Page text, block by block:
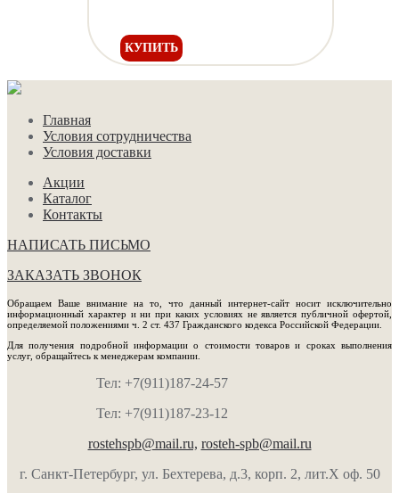
КУПИТЬ
Главная
Условия сотрудничества
Условия доставки
Акции
Каталог
Контакты
НАПИСАТЬ ПИСЬМО
ЗАКАЗАТЬ ЗВОНОК
Обращаем Ваше внимание на то, что данный интернет-сайт носит исключительно
информационный характер и ни при каких условиях не является публичной офертой,
определяемой положениями ч. 2 ст. 437 Гражданского кодекса Российской Федерации.
Для получения подробной информации о стоимости товаров и сроках выполнения
услуг, обращайтесь к менеджерам компании.
Тел: +7(911)187-24-57
Тел: +7(911)187-23-12
rostehspb@mail.ru, rosteh-spb@mail.ru
г. Санкт-Петербург, ул. Бехтерева, д.3, корп. 2, лит.Х оф. 50